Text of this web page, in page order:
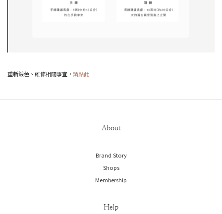
重新鍍色、維修相關事宜， 請點此
About
Brand Story
Shops
Membership
Help